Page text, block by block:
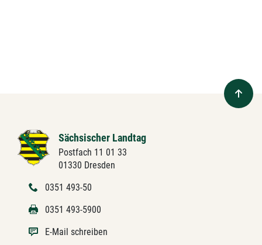
Sächsischer Landtag
Postfach 11 01 33
01330 Dresden
0351 493-50
0351 493-5900
E-Mail schreiben